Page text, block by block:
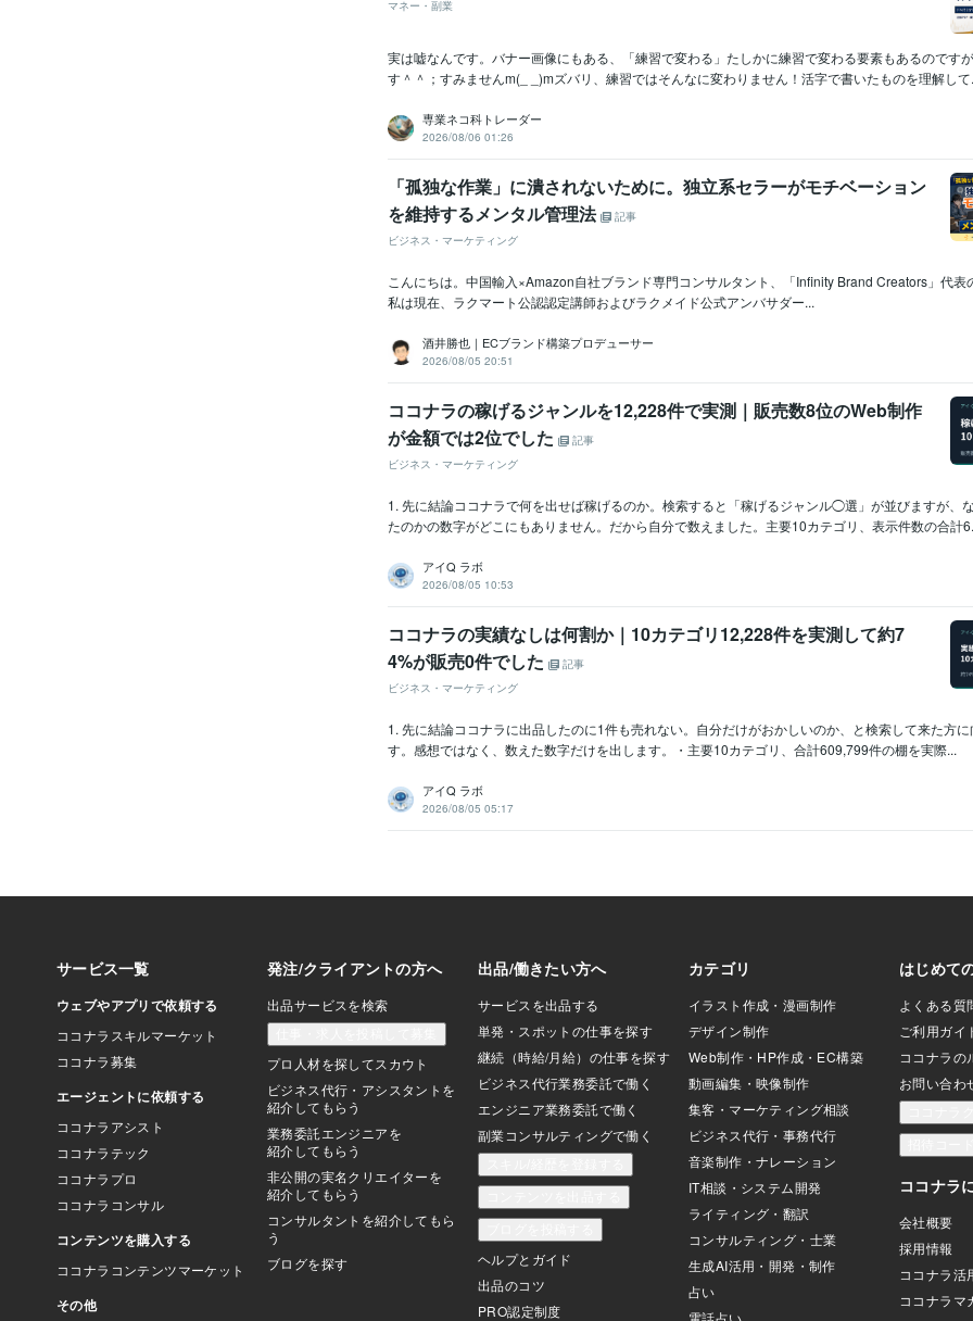
マネー・副業
実は嘘なんです。バナー画像にもある、「練習で変わる」たしかに練習で変わる要素もあるのです
す＾＾；すみませんm(_ _)mズバリ、練習ではそんなに変わりません！活字で書いたものを理解して
専業ネコ科トレーダー
2026/08/06 01:26
「孤独な作業」に潰されないために。独立系セラーがモチベーション
を維持するメンタル管理法
記事
ビジネス・マーケティング
こんにちは。中国輸入×Amazon自社ブランド専門コンサルタント、「Infinity Brand Creators」代表
私は現在、ラクマート公認認定講師およびラクメイド公式アンバサダー...
酒井勝也｜ECブランド構築プロデューサー
2026/08/05 20:51
ココナラの稼げるジャンルを12,228件で実測｜販売数8位のWeb制作
が金額では2位でした
記事
ビジネス・マーケティング
1. 先に結論ココナラで何を出せば稼げるのか。検索すると「稼げるジャンル◯選」が並びますが、
たのかの数字がどこにもありません。だから自分で数えました。主要10カテゴリ、表示件数の合計
アイQ ラボ
2026/08/05 10:53
ココナラの実績なしは何割か｜10カテゴリ12,228件を実測して約7
4%が販売0件でした
記事
ビジネス・マーケティング
1. 先に結論ココナラに出品したのに1件も売れない。自分だけがおかしいのか、と検索して来た方に
す。感想ではなく、数えた数字だけを出します。・主要10カテゴリ、合計609,799件の棚を実際...
アイQ ラボ
2026/08/05 05:17